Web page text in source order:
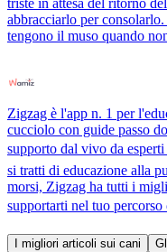
triste in attesa del ritorno
abbracciarlo per
tengono il muso quando
Zigzag è l'app n. 1 per
cucciolo con guide passo
supporto dal vivo da
si tratti di educazione alla
morsi, Zigzag ha tutti i
supportarti nel tuo
I migliori articoli sui cani